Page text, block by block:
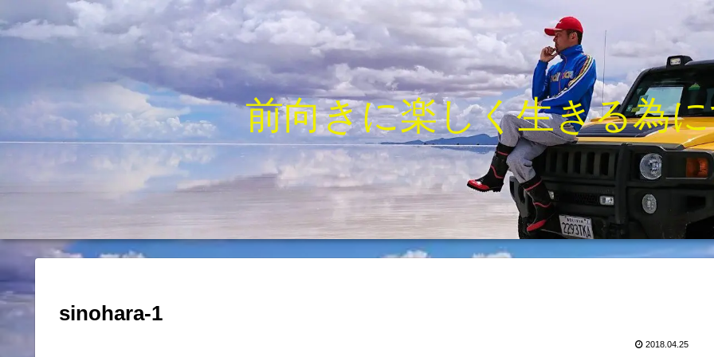
前向きに楽しく生きる為
sinohara-1
2018.04.25